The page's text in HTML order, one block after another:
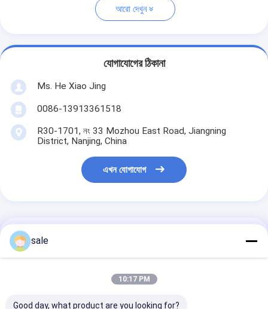
আরো দেখুন
যোগাযোগের ঠিকানা
Ms. He Xiao Jing
0086-13913361518
R30-1701, নং 33 Mozhou East Road, Jiangning
District, Nanjing, China
এখন যোগাযোগ
পল্ট্রুড প্রোফাইলের জন্য
ফাইবারগ্লাস এবং পলিস্টার কম্বো
sale
10:17 PM
Good day, what product are you looking for?